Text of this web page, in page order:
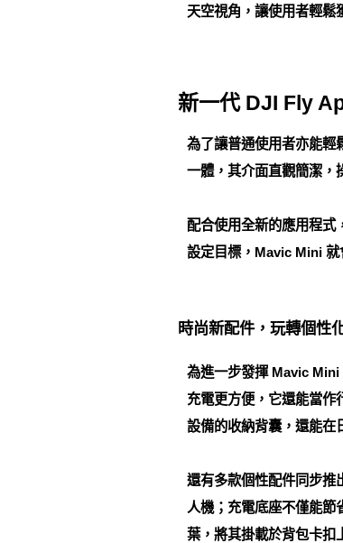
天空視角，讓使用者輕鬆
新一代 DJI Fly
為了讓普通使用者亦能輕
一體，其介面直觀簡潔，
配合使用全新的應用程
設定目標，Mavic Mini 就
時尚新配件，玩轉個性
為進一步發揮 Mavic Mini
充電更方便，它還能當
設備的收納背囊，還能在
還有多款個性配件同步推
人機；充電底座不僅能節
葉，將其掛載於背包卡扣